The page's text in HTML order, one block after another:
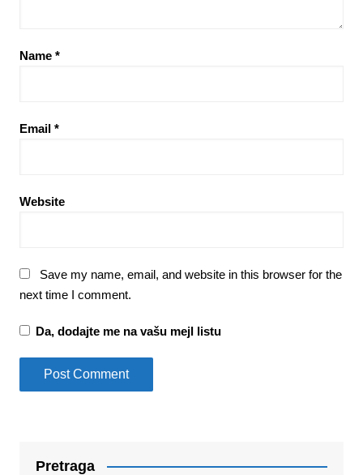
Name *
Email *
Website
Save my name, email, and website in this browser for the
next time I comment.
Da, dodajte me na vašu mejl listu
Pretraga